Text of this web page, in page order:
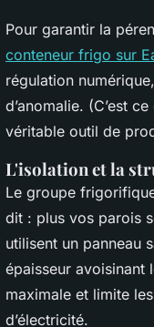
Pour garantir la
conteneur frigo sur
régulation
d’anomalie. (C’est
véritable outil de
L'isolation et la
Le groupe
dit : plus vos parois
utilisent un panneau
épaisseur avoisinant
maximale et limite
d’électricité.